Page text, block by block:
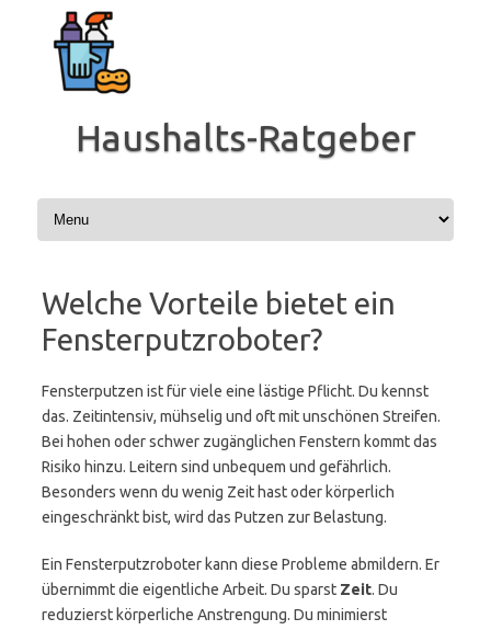
Inhalt
springen
Haushalts-Ratgeber
Welche Vorteile bietet ein
Fensterputzroboter?
Fensterputzen ist für viele eine lästige Pflicht. Du kennst
das. Zeitintensiv, mühselig und oft mit unschönen Streifen.
Bei hohen oder schwer zugänglichen Fenstern kommt das
Risiko hinzu. Leitern sind unbequem und gefährlich.
Besonders wenn du wenig Zeit hast oder körperlich
eingeschränkt bist, wird das Putzen zur Belastung.
Ein Fensterputzroboter kann diese Probleme abmildern. Er
übernimmt die eigentliche Arbeit. Du sparst Zeit. Du
reduzierst körperliche Anstrengung. Du minimierst